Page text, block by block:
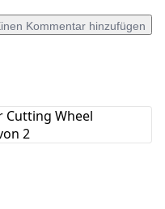
Kommentar hinzufügen